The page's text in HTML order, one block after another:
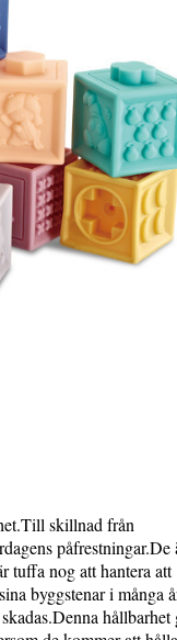
skillnad från
påfrestningar.De
tuffa nog att hantera att
byggstenar i många
hållbarhet